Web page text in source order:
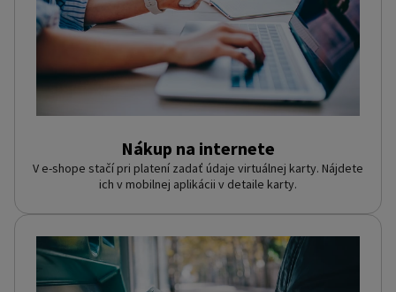
Nákup na internete
V e-shope stačí pri platení zadať údaje virtuálnej karty. Nájdete
ich v mobilnej aplikácii v detaile karty.